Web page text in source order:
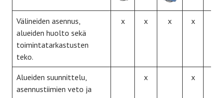
Välineiden asennus,
alueiden huolto sekä
toimintatarkastusten
teko.
x x x x
Alueiden suunnittelu,
asennustiimien veto ja
x x